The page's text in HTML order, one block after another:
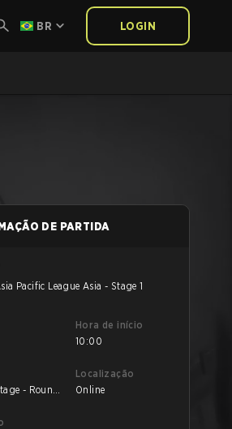
BR LOGIN
DE PARTIDA
Pacific League Asia - Stage 1
Hora de início
10:00
- Round
Localização
Online